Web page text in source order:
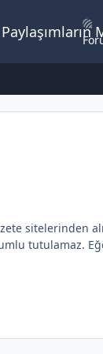
sitelerinden
tutulamaz.